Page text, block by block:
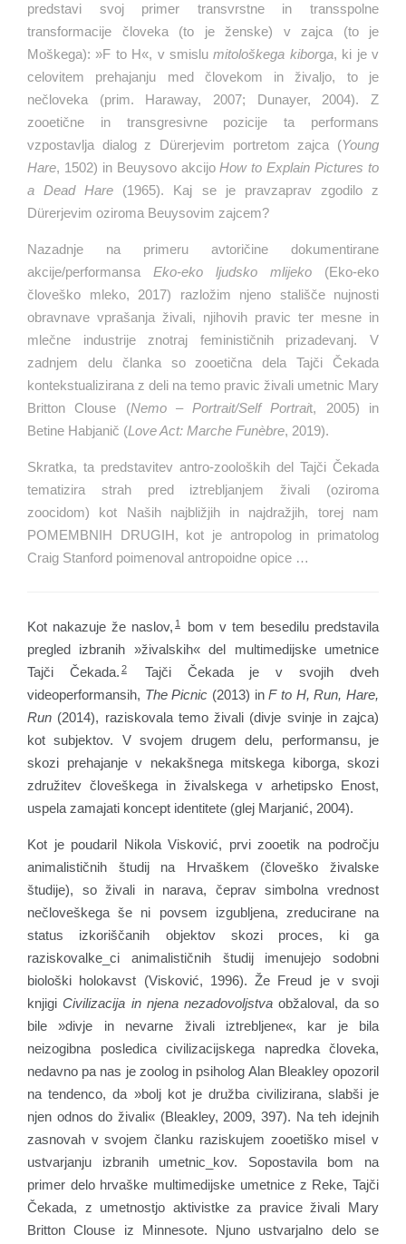
predstavi svoj primer transvrstne in transspolne
transformacije človeka (to je ženske) v zajca (to je
Moškega): »F to H«, v smislumitološkega kiborga, ki je v
celovitem prehajanju med človekom in živaljo, to je
nečloveka (prim. Haraway, 2007; Dunayer, 2004). Z
zooetične in transgresivne pozicije ta performans
vzpostavlja dialog z Dürerjevim portretom zajca (Young
Hare, 1502) in Beuysovo akcijoHow to Explain Pictures to
a Dead Hare (1965). Kaj se je pravzaprav zgodilo z
Dürerjevim oziroma Beuysovim zajcem?
Nazadnje na primeru avtoričine dokumentirane
akcije/performansa Eko-eko ljudsko mlijeko (Eko-eko
človeško mleko, 2017) razložim njeno stališče nujnosti
obravnave vprašanja živali, njihovih pravic ter mesne in
mlečne industrije znotraj feminističnih prizadevanj. V
zadnjem delu članka so zooetična dela Tajči Čekada
kontekstualizirana z deli na temo pravic živali umetnic Mary
Britton Clouse (Nemo – Portrait/Self Portrait, 2005) in
Betine Habjanič (Love Act: Marche Funèbre, 2019).
Skratka, ta predstavitev antro-zooloških del Tajči Čekada
tematizira strah pred iztrebljanjem živali (oziroma
zoocidom) kot Naših najbližjih in najdražjih, torej nam
POMEMBNIH DRUGIH, kot je antropolog in primatolog
Craig Stanford poimenoval antropoidne opice …
Kot nakazuje že naslov, 1
bom v tem besedilu predstavila
pregled izbranih »živalskih« del multimedijske umetnice
Tajči Čekada. 2
Tajči Čekada je v svojih dveh
videoperformansih, The Picnic (2013) inF to H, Run, Hare,
Run (2014), raziskovala temo živali (divje svinje in zajca)
kot subjektov. V svojem drugem delu, performansu, je
skozi prehajanje v nekakšnega mitskega kiborga, skozi
združitev človeškega in živalskega v arhetipsko Enost,
uspela zamajati koncept identitete (glej Marjanić, 2004).
Kot je poudaril Nikola Visković, prvi zooetik na področju
animalističnih študij na Hrvaškem (človeško živalske
študije), so živali in narava, čeprav simbolna vrednost
nečloveškega še ni povsem izgubljena, zreducirane na
status izkoriščanih objektov skozi proces, ki ga
raziskovalke_ci animalističnih študij imenujejo sodobni
biološki holokavst (Visković, 1996). Že Freud je v svoji
knjigiCivilizacija in njena nezadovoljstva obžaloval, da so
bile »divje in nevarne živali iztrebljene«, kar je bila
neizogibna posledica civilizacijskega napredka človeka,
nedavno pa nas je zoolog in psiholog Alan Bleakley opozoril
na tendenco, da »bolj kot je družba civilizirana, slabši je
njen odnos do živali« (Bleakley, 2009, 397). Na teh idejnih
zasnovah v svojem članku raziskujem zooetiško misel v
ustvarjanju izbranih umetnic_kov. Sopostavila bom na
primer delo hrvaške multimedijske umetnice z Reke, Tajči
Čekada, z umetnostjo aktivistke za pravice živali Mary
Britton Clouse iz Minnesote. Njuno ustvarjalno delo se